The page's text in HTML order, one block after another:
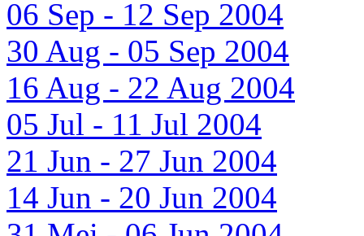
06 Sep - 12 Sep 2004
30 Aug - 05 Sep 2004
16 Aug - 22 Aug 2004
05 Jul - 11 Jul 2004
21 Jun - 27 Jun 2004
14 Jun - 20 Jun 2004